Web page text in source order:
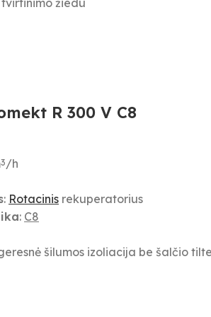
žiedu
R 300 V C8
3 /h
: Rotacinis rekuperatorius
: C8
šilumos izoliacija be šalčio